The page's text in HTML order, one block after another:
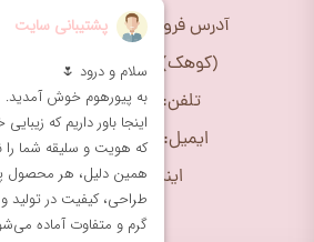
آدرس فروشگاه: تهران، چیتگر، بلوار
(کوهک)، مجتمع تجاری ریحانه،
تلفن: 09195539970 (10 الی 18 )
ایمیل: purehome1399@gmail.com
اینستاگرام: purehome_shop@